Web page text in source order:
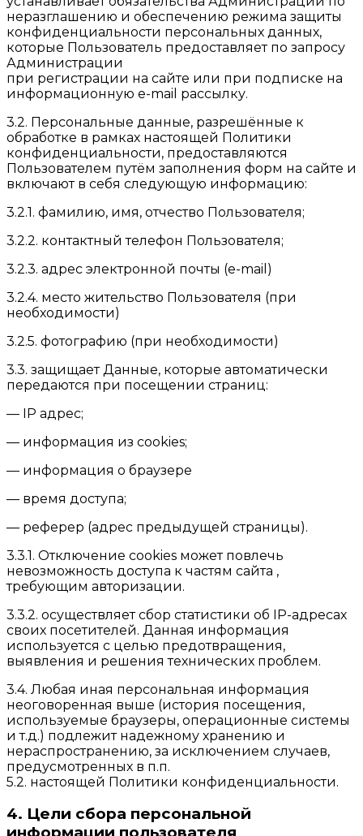
неразглашению и обеспечению режима защиты
конфиденциальности персональных данных,
которые Пользователь предоставляет по запросу
Администрации
при регистрации на сайте или при подписке на
информационную e-mail рассылку.
3.2. Персональные данные, разрешённые к
обработке в рамках настоящей Политики
конфиденциальности, предоставляются
Пользователем путём заполнения форм на сайте и
включают в себя следующую информацию:
3.2.1. фамилию, имя, отчество Пользователя;
3.2.2. контактный телефон Пользователя;
3.2.3. адрес электронной почты (e-mail)
3.2.4. место жительство Пользователя (при
необходимости)
3.2.5. фотографию (при необходимости)
3.3. защищает Данные, которые автоматически
передаются при посещении страниц:
— IP адрес;
— информация из cookies;
— информация о браузере
— время доступа;
— реферер (адрес предыдущей страницы).
3.3.1. Отключение cookies может повлечь
невозможность доступа к частям сайта ,
требующим авторизации.
3.3.2. осуществляет сбор статистики об IP-адресах
своих посетителей. Данная информация
используется с целью предотвращения,
выявления и решения технических проблем.
3.4. Любая иная персональная информация
неоговоренная выше (история посещения,
используемые браузеры, операционные системы
и т.д.) подлежит надежному хранению и
нераспространению, за исключением случаев,
предусмотренных в п.п.
5.2. настоящей Политики конфиденциальности.
4. Цели сбора персональной